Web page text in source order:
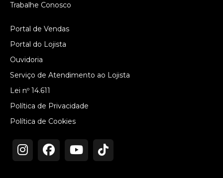
Trabalhe Conosco
Portal de Vendas
Portal do Lojista
Ouvidoria
Serviço de Atendimento ao Lojista
Lei nº 14.611
Política de Privacidade
Política de Cookies